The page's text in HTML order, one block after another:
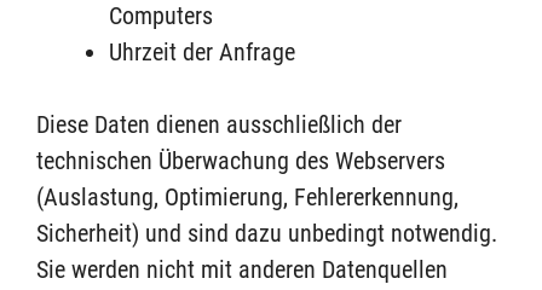
Computers
Uhrzeit der Anfrage
Diese Daten dienen ausschließlich der
technischen Überwachung des Webservers
(Auslastung, Optimierung, Fehlererkennung,
Sicherheit) und sind dazu unbedingt notwendig.
Sie werden nicht mit anderen Datenquellen